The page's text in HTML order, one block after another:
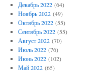
Декабрь 2022(64)
Ноябрь 2022(49)
Октябрь 2022(55)
Сентябрь 2022(55)
Август 2022(70)
Июль 2022(76)
Июнь 2022(102)
Май 2022(65)